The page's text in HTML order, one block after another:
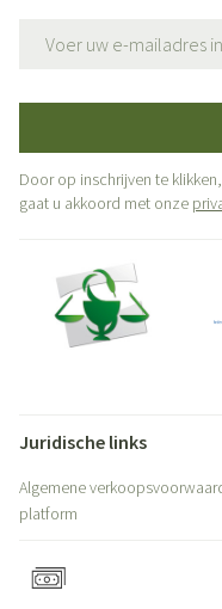
Door op inschrijven te
gaat u akkoord met onze
Juridische links
Algemene
platform